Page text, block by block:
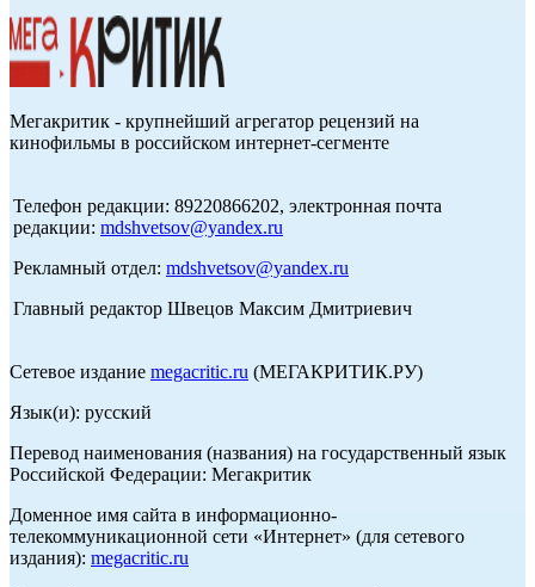
Мегакритик - крупнейший агрегатор рецензий на
кинофильмы в российском интернет-сегменте
Телефон редакции: 89220866202, электронная почта
редакции: mdshvetsov@yandex.ru
Рекламный отдел: mdshvetsov@yandex.ru
Главный редактор Швецов Максим Дмитриевич
Сетевое издание megacritic.ru (МЕГАКРИТИК.РУ)
Язык(и): русский
Перевод наименования (названия) на государственный язык
Российской Федерации: Мегакритик
Доменное имя сайта в информационно-
телекоммуникационной сети «Интернет» (для сетевого
издания): megacritic.ru